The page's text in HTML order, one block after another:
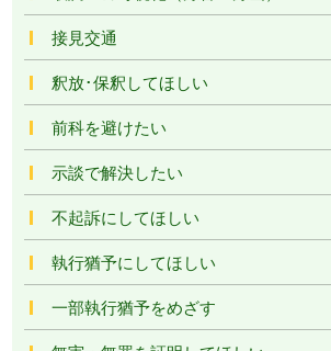
接見交通
釈放･保釈してほしい
前科を避けたい
示談で解決したい
不起訴にしてほしい
執行猶予にしてほしい
一部執行猶予をめざす